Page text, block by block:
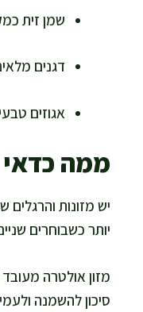
שמן זית
דגנים
אגוזים
ממה כדאי
יש מזונות
יותר כשבוחרים
מזון אולטרה
סיכון להשמנה